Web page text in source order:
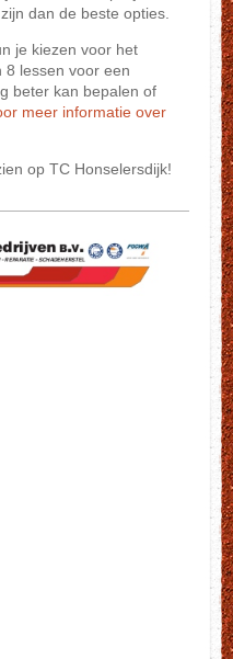
dan de beste opties.
je kiezen voor het
8 lessen voor een
beter kan bepalen of
meer informatie over
op TC Honselersdijk!